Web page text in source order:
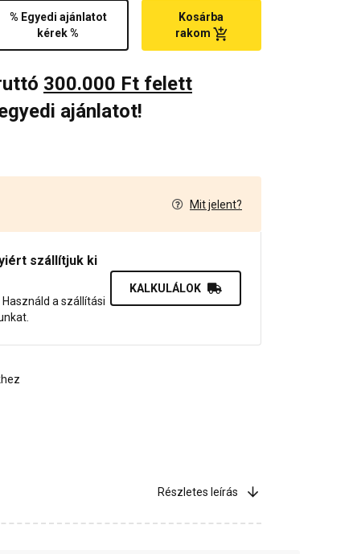
% Egyedi ajánlatot
kérek %
Kosárba
rakom
300.000 Ft felett
ajánlatot!
Mit jelent?
szállítjuk ki
a szállítási
KALKULÁLOK
Részletes leírás